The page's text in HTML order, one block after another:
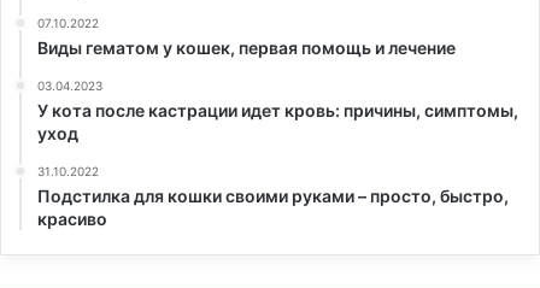
07.10.2022
Виды гематом у кошек, первая помощь и лечение
03.04.2023
У кота после кастрации идет кровь: причины, симптомы,
уход
31.10.2022
Подстилка для кошки своими руками – просто, быстро,
красиво